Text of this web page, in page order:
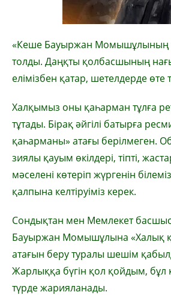
«Кеше Бауыржан Момышұлының
толды. Даңқты қолбасшының
елімізбен қатар, шетелдерде өте
Халқымыз оны қаһарман тұлға
тұтады. Бірақ әйгілі батырға
қаһарманы» атағы берілмеген.
зиялы қауым өкілдері, тіпті,
мәселені көтеріп жүргенін
қалпына келтіруіміз керек.
Сондықтан мен Мемлекет
Бауыржан Момышұлына «Халық
атағын беру туралы шешім
Жарлыққа бүгін қол қойдым, бұл
түрде жарияланады.